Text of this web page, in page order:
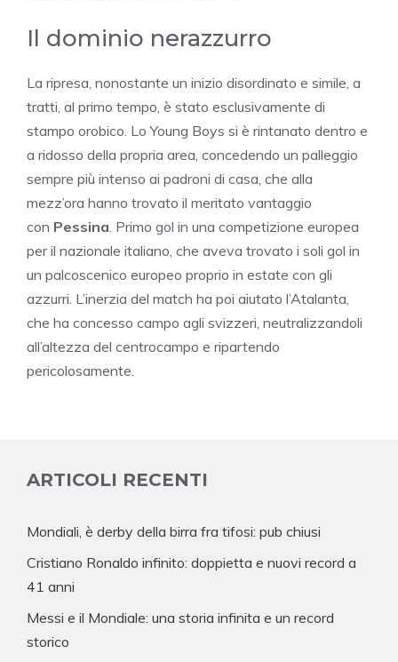
Il dominio nerazzurro
La ripresa, nonostante un inizio disordinato e simile, a
tratti, al primo tempo, è stato esclusivamente di
stampo orobico. Lo Young Boys si è rintanato dentro e
a ridosso della propria area, concedendo un palleggio
sempre più intenso ai padroni di casa, che alla
mezz’ora hanno trovato il meritato vantaggio
con Pessina. Primo gol in una competizione europea
per il nazionale italiano, che aveva trovato i soli gol in
un palcoscenico europeo proprio in estate con gli
azzurri. L’inerzia del match ha poi aiutato l’Atalanta,
che ha concesso campo agli svizzeri, neutralizzandoli
all’altezza del centrocampo e ripartendo
pericolosamente.
ARTICOLI RECENTI
Mondiali, è derby della birra fra tifosi: pub chiusi
Cristiano Ronaldo infinito: doppietta e nuovi record a
41 anni
Messi e il Mondiale: una storia infinita e un record
storico